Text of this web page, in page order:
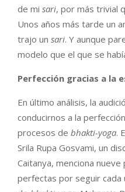
de mi sari, por más trivial
Unos años más tarde un
trajo un sari. Y aunque
modelo que el que se
Perfección gracias a la
En último análisis, la
conducirnos a la
procesos de bhakti-yoga.
Srila Rupa Gosvami, un
Caitanya, menciona
perfectas por seguir cada